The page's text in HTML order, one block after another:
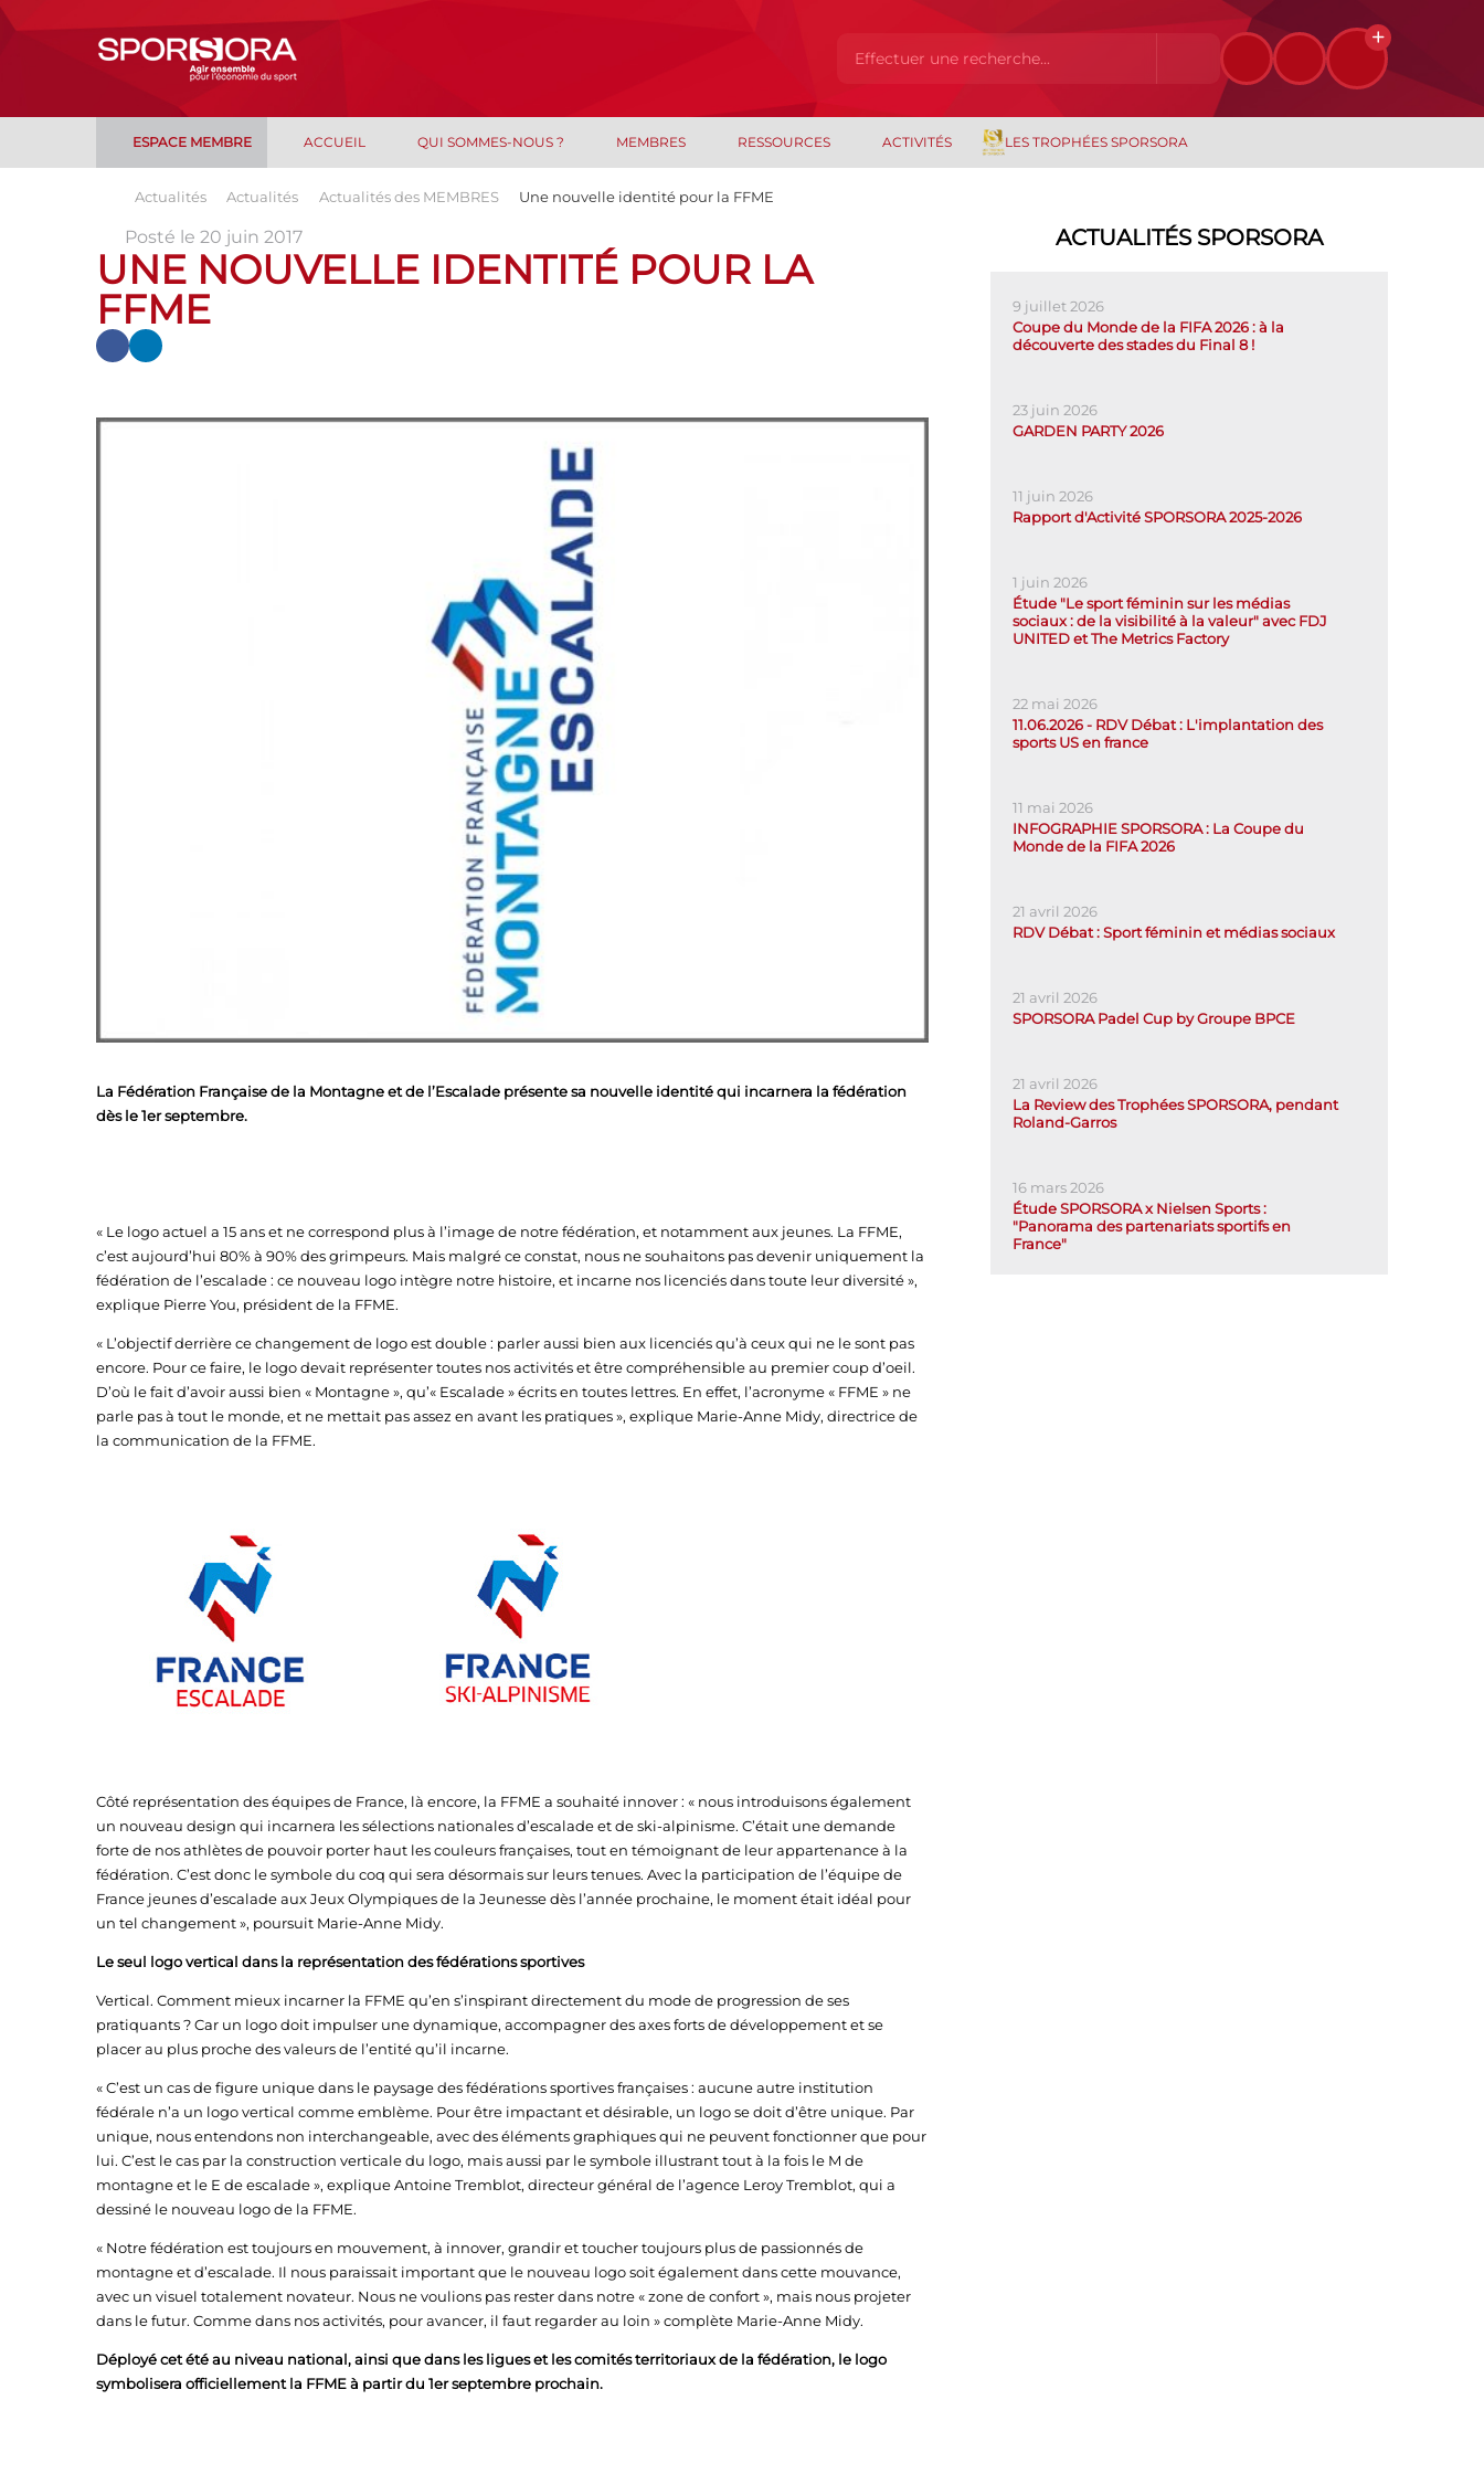
ESPACE MEMBRE ACCUEIL QUI SOMMES-NOUS ? MEMBRES RESSOURCES ACTIVITÉS LES TROPHÉES SPORSORA
Actualités Actualités Actualités des MEMBRES Une nouvelle identité pour la FFME
Posté le 20 juin 2017
UNE NOUVELLE IDENTITÉ POUR LA
FFME
La Fédération Française de la Montagne et de l’Escalade présente sa nouvelle identité qui incarnera la fédération
dès le 1er septembre.
« Le logo actuel a 15 ans et ne correspond plus à l’image de notre fédération, et notamment aux jeunes. La FFME,
c’est aujourd’hui 80% à 90% des grimpeurs. Mais malgré ce constat, nous ne souhaitons pas devenir uniquement la
fédération de l’escalade : ce nouveau logo intègre notre histoire, et incarne nos licenciés dans toute leur diversité »,
explique Pierre You, président de la FFME.
« L’objectif derrière ce changement de logo est double : parler aussi bien aux licenciés qu’à ceux qui ne le sont pas
encore. Pour ce faire, le logo devait représenter toutes nos activités et être compréhensible au premier coup d’oeil.
D’où le fait d’avoir aussi bien « Montagne », qu’« Escalade » écrits en toutes lettres. En effet, l’acronyme « FFME » ne
parle pas à tout le monde, et ne mettait pas assez en avant les pratiques », explique Marie-Anne Midy, directrice de
la communication de la FFME.
Côté représentation des équipes de France, là encore, la FFME a souhaité innover : « nous introduisons également
un nouveau design qui incarnera les sélections nationales d’escalade et de ski-alpinisme. C’était une demande
forte de nos athlètes de pouvoir porter haut les couleurs françaises, tout en témoignant de leur appartenance à la
fédération. C’est donc le symbole du coq qui sera désormais sur leurs tenues. Avec la participation de l’équipe de
France jeunes d’escalade aux Jeux Olympiques de la Jeunesse dès l’année prochaine, le moment était idéal pour
un tel changement », poursuit Marie-Anne Midy.
Le seul logo vertical dans la représentation des fédérations sportives
Vertical. Comment mieux incarner la FFME qu’en s’inspirant directement du mode de progression de ses
pratiquants ? Car un logo doit impulser une dynamique, accompagner des axes forts de développement et se
placer au plus proche des valeurs de l’entité qu’il incarne.
« C’est un cas de figure unique dans le paysage des fédérations sportives françaises : aucune autre institution
fédérale n’a un logo vertical comme emblème. Pour être impactant et désirable, un logo se doit d’être unique. Par
unique, nous entendons non interchangeable, avec des éléments graphiques qui ne peuvent fonctionner que pour
lui. C’est le cas par la construction verticale du logo, mais aussi par le symbole illustrant tout à la fois le M de
montagne et le E de escalade », explique Antoine Tremblot, directeur général de l’agence Leroy Tremblot, qui a
dessiné le nouveau logo de la FFME.
« Notre fédération est toujours en mouvement, à innover, grandir et toucher toujours plus de passionnés de
montagne et d’escalade. Il nous paraissait important que le nouveau logo soit également dans cette mouvance,
avec un visuel totalement novateur. Nous ne voulions pas rester dans notre « zone de confort », mais nous projeter
dans le futur. Comme dans nos activités, pour avancer, il faut regarder au loin » complète Marie-Anne Midy.
Déployé cet été au niveau national, ainsi que dans les ligues et les comités territoriaux de la fédération, le logo
symbolisera officiellement la FFME à partir du 1er septembre prochain.
ACTUALITÉS SPORSORA
9 juillet 2026
Coupe du Monde de la FIFA 2026 : à la
découverte des stades du Final 8 !
23 juin 2026
GARDEN PARTY 2026
11 juin 2026
Rapport d'Activité SPORSORA 2025-2026
1 juin 2026
Étude "Le sport féminin sur les médias
sociaux : de la visibilité à la valeur" avec FDJ
UNITED et The Metrics Factory
22 mai 2026
11.06.2026 - RDV Débat : L'implantation des
sports US en france
11 mai 2026
INFOGRAPHIE SPORSORA : La Coupe du
Monde de la FIFA 2026
21 avril 2026
RDV Débat : Sport féminin et médias sociaux
21 avril 2026
SPORSORA Padel Cup by Groupe BPCE
21 avril 2026
La Review des Trophées SPORSORA, pendant
Roland-Garros
16 mars 2026
Étude SPORSORA x Nielsen Sports :
"Panorama des partenariats sportifs en
France"